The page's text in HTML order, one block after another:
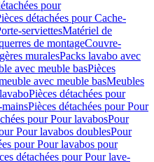
pour
détachées pour Cache-
serviettesMatériel de
de montageCouvre-
muralesPacks lavabo avec
avec meuble basPièces
avec meuble basMeubles
Pièces détachées pour
Pièces détachées pour Pour
pour Pour lavabosPour
Pour lavabos doublesPour
pour Pour lavabos pour
détachées pour Pour lave-